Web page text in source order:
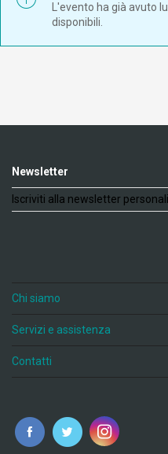
L'evento ha già avuto
disponibili.
Newsletter
Iscriviti alla newsletter
Chi siamo
Servizi e assistenza
Contatti